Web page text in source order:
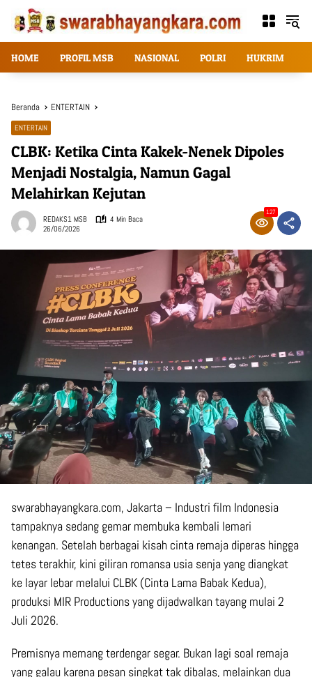
Langsung
konten
HOME PROFIL MSB NASIONAL POLRI HUKRIM
Beranda ENTERTAIN
ENTERTAIN
CLBK: Ketika Cinta Kakek-Nenek Dipoles
Menjadi Nostalgia, Namun Gagal
Melahirkan Kejutan
REDAKS1 MSB
4 Min Baca
26/06/2026
127
swarabhayangkara.com, Jakarta – Industri film Indonesia
tampaknya sedang gemar membuka kembali lemari
kenangan. Setelah berbagai kisah cinta remaja diperas hingga
tetes terakhir, kini giliran romansa usia senja yang diangkat
ke layar lebar melalui CLBK (Cinta Lama Babak Kedua),
produksi MIR Productions yang dijadwalkan tayang mulai 2
Juli 2026.
Premisnya memang terdengar segar. Bukan lagi soal remaja
yang galau karena pesan singkat tak dibalas, melainkan dua